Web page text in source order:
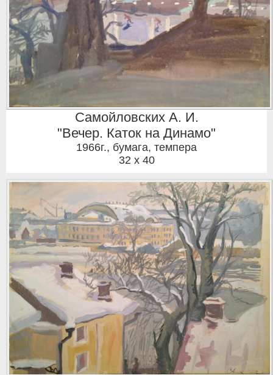
Самойловских А. И.
"Вечер. Каток на Динамо"
1966г., бумага, темпера
32 x 40